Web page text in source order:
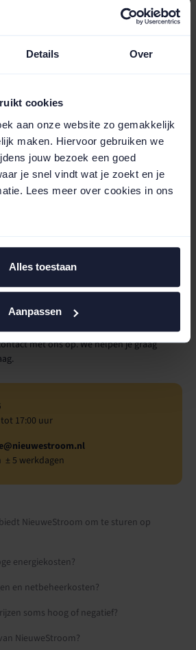
Details Over
cookies
aan onze website zo gemakkelijk
maken. Hiervoor gebruiken we
jouw bezoek een goed
je snel vindt wat je zoekt en je
Lees meer over cookies in ons
Alles toestaan
Aanpassen
NieuweStroom om te sturen op
energiekosten?
en netbeheerkosten?
soms hoog of negatief?
NieuweStroom?
onderdelen afzonderlijk op je
overheid worden bepaald
voor onze dienstverlening
waar je energiekosten uit bestaan.
je jouw verbruik, energieprijzen en
met ons op. We helpen je graag
17:00 uur
± 5 werkdagen